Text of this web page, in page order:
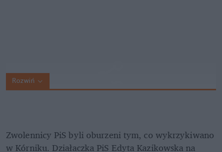
Rozwiń
Zwolennicy PiS byli oburzeni tym, co wykrzykiwano
w Kórniku. Działaczka PiS Edyta Kazikowska na